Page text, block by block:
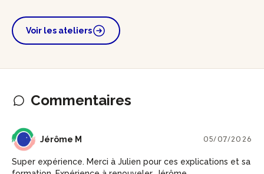
Voir les ateliers
Commentaires
JM Jérôme M 05/07/2026
Super expérience. Merci à Julien pour ces explications et sa